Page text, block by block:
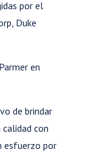
por el
Duke
en
de brindar
con
esfuerzo por